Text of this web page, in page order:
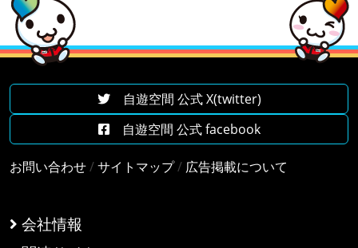
会社情報
自遊空間 公式 X(twitter)
自遊空間 公式 facebook
お問い合わせ/サイトマップ/ 広告掲載について